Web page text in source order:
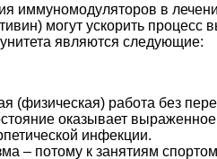
иммуномодуляторов в
могут ускорить
являются следующие:
(физическая) работа без
оказывает
инфекции.
– потому к занятиям